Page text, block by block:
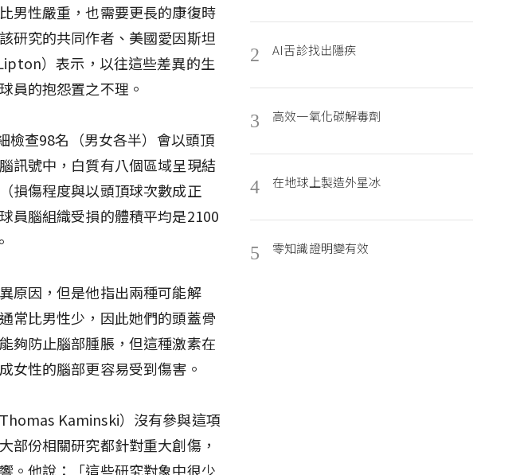
男性嚴重，也需要更長的康復時
研究的共同作者、美國愛因斯坦
）表示，以往這些差異的生
員的抱怨置之不理。
檢查98名（男女各半）會以頭頂
訊號中，白質有八個區域呈現結
損傷程度與以頭頂球次數成正
員腦組織受損的體積平均是2100
原因，但是他指出兩種可能解
常比男性少，因此她們的頭蓋骨
夠防止腦部腫脹，但這種激素在
女性的腦部更容易受到傷害。
Kaminski）沒有參與這項
部份相關研究都針對重大創傷，
。他說：「這些研究對象中很少
2 AI舌診找出隱疾
3 高效一氧化碳解毒劑
4 在地球上製造外星冰
5 零知識證明變有效